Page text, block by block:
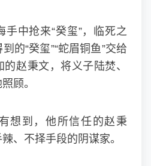
手中抢来“癸玺”，临死之
的“癸玺”“蛇眉铜鱼”交给
赵秉文，将义子陆焚、
顾。
想到，他所信任的赵秉
、不择手段的阴谋家。